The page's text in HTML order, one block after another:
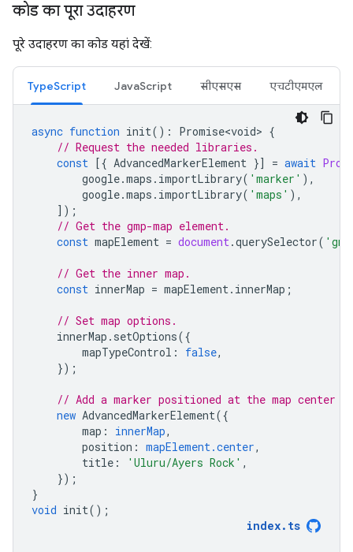
कोड का पूरा उदाहरण
पूरे उदाहरण का कोड यहां देखें:
TypeScript JavaScript सीएसएस एचटीएमएल
async function init() : Promise<void> {
// Request the needed libraries.
const
[{ AdvancedMarkerElement }] = await
google.maps . importLibrary( 'marker' ),
google.maps . importLibrary( 'maps' ),
]);
// Get the gmp-map element.
const mapElement = document.querySelector(
// Get the inner map.
const innerMap = mapElement. innerMap ;
// Set map options.
innerMap . setOptions({
mapTypeControl : false,
});
// Add a marker positioned at the map center
new AdvancedMarkerElement({
map : innerMap,
position : mapElement.center,
title : 'Uluru/Ayers Rock' ,
});
}
void init();
index. ts